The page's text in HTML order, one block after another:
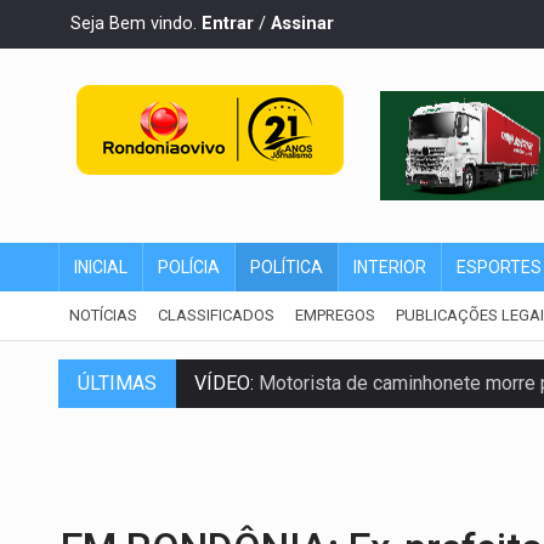
Seja Bem vindo. Entrar / Assinar
INICIAL POLÍCIA POLÍTICA INTERIOR ESPORTES
NOTÍCIAS CLASSIFICADOS EMPREGOS PUBLICAÇÕES
ÚLTIMAS VÍDEO: Motorista de caminhonete
INCLUSÃO: